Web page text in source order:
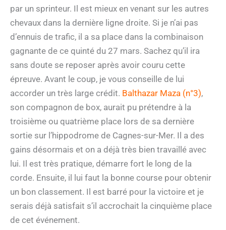
par un sprinteur. Il est mieux en venant sur les autres
chevaux dans la dernière ligne droite. Si je n’ai pas
d’ennuis de trafic, il a sa place dans la combinaison
gagnante de ce quinté du 27 mars. Sachez qu’il ira
sans doute se reposer après avoir couru cette
épreuve. Avant le coup, je vous conseille de lui
accorder un très large crédit. Balthazar Maza (n°3),
son compagnon de box, aurait pu prétendre à la
troisième ou quatrième place lors de sa dernière
sortie sur l’hippodrome de Cagnes-sur-Mer. Il a des
gains désormais et on a déjà très bien travaillé avec
lui. Il est très pratique, démarre fort le long de la
corde. Ensuite, il lui faut la bonne course pour obtenir
un bon classement. Il est barré pour la victoire et je
serais déjà satisfait s’il accrochait la cinquième place
de cet événement.